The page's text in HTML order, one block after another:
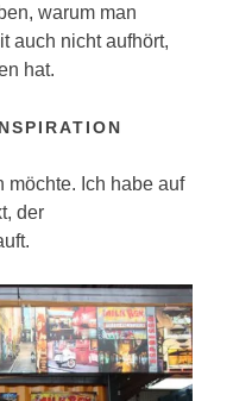
warum man
auch nicht aufhört,
hat.
möchte. Ich habe auf
der